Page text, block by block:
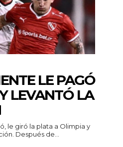
LE PAGÓ
LEVANTÓ LA
le giró la plata a Olimpia y
pudo levantar la inhibición. Después de...